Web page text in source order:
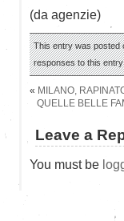
(da agenzie)
This entry was posted
responses to this
« MILANO,
QUELLE BELLE
Leave a
You must be